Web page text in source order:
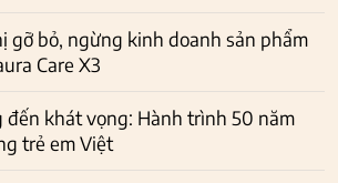
gỡ bỏ, ngừng kinh doanh sản phẩm
Care X3
đến khát vọng: Hành trình 50 năm
trẻ em Việt